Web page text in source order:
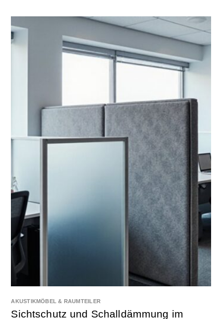
AKUSTIKMÖBEL & RAUMTEILER
Sichtschutz und Schalldämmung im